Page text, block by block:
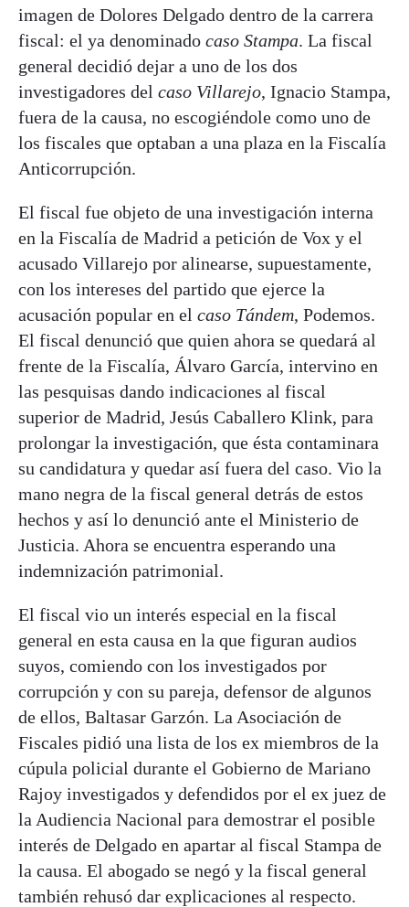
imagen de Dolores Delgado dentro de la carrera
fiscal: el ya denominado caso Stampa. La fiscal
general decidió dejar a uno de los dos
investigadores del caso Villarejo, Ignacio Stampa,
fuera de la causa, no escogiéndole como uno de
los fiscales que optaban a una plaza en la Fiscalía
Anticorrupción.
El fiscal fue objeto de una investigación interna
en la Fiscalía de Madrid a petición de Vox y el
acusado Villarejo por alinearse, supuestamente,
con los intereses del partido que ejerce la
acusación popular en el caso Tándem, Podemos.
El fiscal denunció que quien ahora se quedará al
frente de la Fiscalía, Álvaro García, intervino en
las pesquisas dando indicaciones al fiscal
superior de Madrid, Jesús Caballero Klink, para
prolongar la investigación, que ésta contaminara
su candidatura y quedar así fuera del caso. Vio la
mano negra de la fiscal general detrás de estos
hechos y así lo denunció ante el Ministerio de
Justicia. Ahora se encuentra esperando una
indemnización patrimonial.
El fiscal vio un interés especial en la fiscal
general en esta causa en la que figuran audios
suyos, comiendo con los investigados por
corrupción y con su pareja, defensor de algunos
de ellos, Baltasar Garzón. La Asociación de
Fiscales pidió una lista de los ex miembros de la
cúpula policial durante el Gobierno de Mariano
Rajoy investigados y defendidos por el ex juez de
la Audiencia Nacional para demostrar el posible
interés de Delgado en apartar al fiscal Stampa de
la causa. El abogado se negó y la fiscal general
también rehusó dar explicaciones al respecto.